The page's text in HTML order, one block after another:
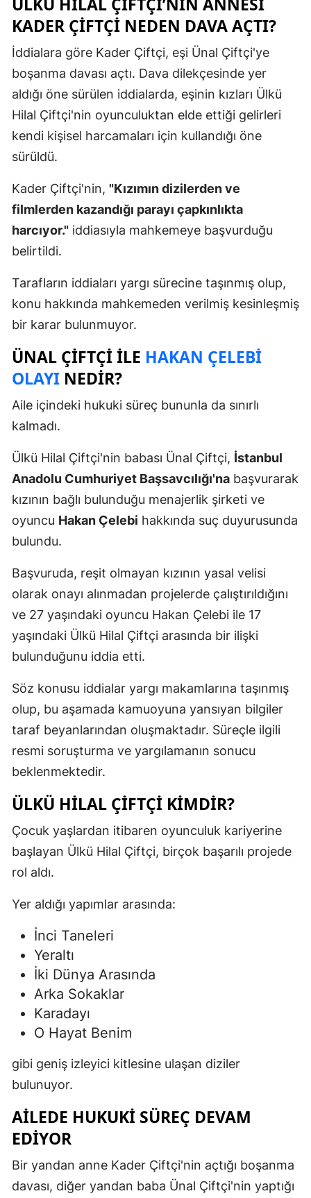
KADER ÇIFTÇI NEDEN DAVA AÇTI?
İddialara göre Kader Çiftçi, eşi Ünal Çiftçi'ye
boşanma davası açtı. Dava dilekçesinde yer
aldığı öne sürülen iddialarda, eşinin kızları Ülkü
Hilal Çiftçi'nin oyunculuktan elde ettiği gelirleri
kendi kişisel harcamaları için kullandığı öne
sürüldü.
Kader Çiftçi'nin, "Kızımın dizilerden ve
filmlerden kazandığı parayı çapkınlıkta
harcıyor." iddiasıyla mahkemeye başvurduğu
belirtildi.
Tarafların iddiaları yargı sürecine taşınmış olup,
konu hakkında mahkemeden verilmiş kesinleşmiş
bir karar bulunmuyor.
ÜNAL ÇIFTÇI ILE HAKAN ÇELEBI
OLAYI NEDIR?
Aile içindeki hukuki süreç bununla da sınırlı
kalmadı.
Ülkü Hilal Çiftçi'nin babası Ünal Çiftçi, İstanbul
Anadolu Cumhuriyet Başsavcılığı'na başvurarak
kızının bağlı bulunduğu menajerlik şirketi ve
oyuncu Hakan Çelebi hakkında suç duyurusunda
bulundu.
Başvuruda, reşit olmayan kızının yasal velisi
olarak onayı alınmadan projelerde çalıştırıldığını
ve 27 yaşındaki oyuncu Hakan Çelebi ile 17
yaşındaki Ülkü Hilal Çiftçi arasında bir ilişki
bulunduğunu iddia etti.
Söz konusu iddialar yargı makamlarına taşınmış
olup, bu aşamada kamuoyuna yansıyan bilgiler
taraf beyanlarından oluşmaktadır. Süreçle ilgili
resmi soruşturma ve yargılamanın sonucu
beklenmektedir.
ÜLKÜ HILAL ÇIFTÇI KIMDIR?
Çocuk yaşlardan itibaren oyunculuk kariyerine
başlayan Ülkü Hilal Çiftçi, birçok başarılı projede
rol aldı.
Yer aldığı yapımlar arasında:
İnci Taneleri
Yeraltı
İki Dünya Arasında
Arka Sokaklar
Karadayı
O Hayat Benim
gibi geniş izleyici kitlesine ulaşan diziler
bulunuyor.
AILEDE HUKUKI SÜREÇ DEVAM
EDIYOR
Bir yandan anne Kader Çiftçi'nin açtığı boşanma
davası, diğer yandan baba Ünal Çiftçi'nin yaptığı